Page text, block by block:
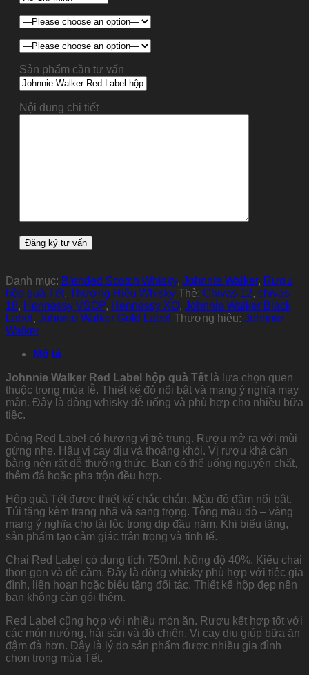
Sản phẩm cần tư vấn
Nội dung chi tiết
Danh mục: Blended Scotch Whisky, Johnnie Walker, Rượu
hộp quà Tết, Thương Hiệu Whisky Thẻ: Chivas 12, chivas
18, Hennessy VSOP, Hennessy XO, Johnnie Walker Black
Label , Johnnie Walker Gold Label Thương hiệu: Johnnie
Walker
Mô tả
Johnnie Walker Red Label hộp quà Tết là lựa chọn quen
thuộc trong mùa lễ. Thiết kế đỏ nổi bật và mang ý nghĩa may
mắn. Đây là dòng whisky dễ uống và phù hợp cho nhiều bữa
tiệc.
Dòng Red Label có hương vị trẻ trung. Rượu mở ra với mùi
gừng nhẹ. Hậu vị cay dịu và thoảng khói. Vị rượu khá cân
bằng nên rất dễ thưởng thức. Bạn có thể uống nguyên chất,
thêm đá hoặc pha trộn đều hợp.
Hộp quà Tết được thiết kế chắc chắn. Màu đỏ đậm nổi bật.
Túi tặng kèm trang nhã và sang trọng. Tông màu đỏ – vàng
mang ý nghĩa cho tài lộc trong dịp đầu năm. Khi biếu tặng,
sản phẩm tạo cảm giác trân trọng và tinh tế.
Chai Red Label có dung tích 750ml. Nồng độ 40%. Kiểu chai
thon gọn và dễ cầm. Đây là dòng whisky phù hợp với tiệc gia
đình, liên hoan hoặc biếu tặng đối tác. Thiết kế hộp đẹp nên
bạn không cần gói thêm.
Red Label cũng hợp với nhiều món ăn. Rượu kết hợp tốt với
các món nướng, hải sản và đồ chiên. Vị cay dịu giúp bữa ăn
đậm đà hơn. Đây là lý do sản phẩm được nhiều gia đình
chọn trong mùa Tết.